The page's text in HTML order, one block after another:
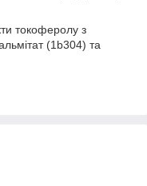
токоферолу з
(1b304) та